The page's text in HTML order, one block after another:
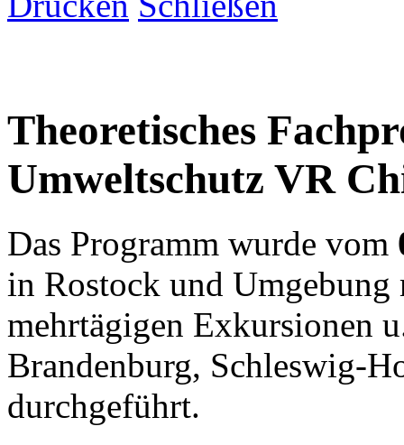
Theoretisches
Umweltschutz VR
Das Programm wurde vom
in Rostock und
mehrtägigen Exkursionen
Brandenburg, Schleswig-
durchgeführt.